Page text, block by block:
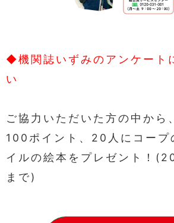
◆機関誌いずみのアンケート
い
ご協力いただいた方の中から
100ポイント、20人にコープ
イルの絵本をプレゼント！
まで)